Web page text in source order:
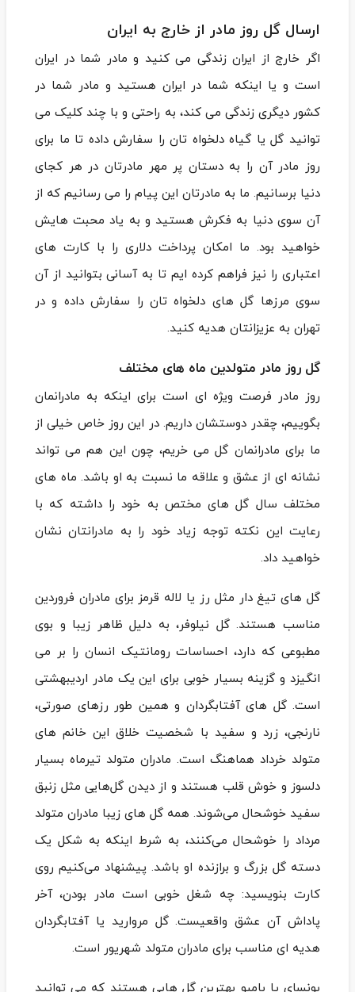
ارسال گل روز مادر از خارج به ایران
اگر خارج از ایران زندگی می کنید و مادر شما در ایران
است و یا اینکه شما در ایران هستید و مادر شما در
کشور دیگری زندگی می کند، به راحتی و با چند کلیک می
توانید گل یا گیاه دلخواه تان را سفارش داده تا ما برای
روز مادر آن را به دستان پر مهر مادرتان در هر کجای
دنیا ‌برسانیم. ما به مادرتان این پیام را می ‌رسانیم که از
آن سوی دنیا به فکرش هستید و به یاد محبت‌ هایش
خواهید بود. ما امکان پرداخت دلاری را با کارت ‌های
اعتباری را نیز فراهم کرده‌ ایم تا به آسانی بتوانید از آن
سوی مرزها گل ‌های دلخواه‌ تان را سفارش داده و در
تهران به عزیزانتان هدیه کنید.
گل روز مادر متولدین ماه های مختلف
روز مادر فرصت ویژه ‌ای است برای اینکه به مادرانمان
بگوییم، چقدر دوستشان داریم. در این روز خاص خیلی از
ما برای مادرانمان گل می‌ خریم، چون این هم می ‌تواند
نشانه ‌ای از عشق و علاقه ما نسبت به او باشد. ماه های
مختلف سال گل های مختص به خود را داشته که با
رعایت این نکته توجه زیاد خود را به مادرانتان نشان
خواهید داد.
گل‌ های تیغ دار مثل رز یا لاله قرمز برای مادران فروردین
مناسب هستند. گل نیلوفر، به دلیل ظاهر زیبا و بوی
مطبوعی که دارد، احساسات رومانتیک انسان را بر می
‌انگیزد و گزینه بسیار خوبی برای این یک مادر اردیبهشتی
است. گل ‌های آفتابگردان و همین طور رز‌های صورتی،
نارنجی، زرد و سفید با شخصیت خلاق این خانم‌ های
متولد خرداد هماهنگ است. مادران متولد تیرماه بسیار
دلسوز و خوش قلب هستند و از دیدن گل‌هایی مثل زنبق
سفید خوشحال می‌شوند. همه گل‌ های زیبا مادران متولد
مرداد را خوشحال می‌کنند، به شرط اینکه به شکل یک
دسته گل بزرگ و برازنده او باشد. پیشنهاد می‌کنیم روی
کارت بنویسید: چه شغل خوبی است مادر بودن، آخر
پاداش آن عشق واقعیست. گل مروارید یا آفتابگردان
هدیه ‌ای مناسب برای مادران متولد شهریور است.
بونسای یا بامبو بهترین گل‌ هایی هستند که می ‌توانید